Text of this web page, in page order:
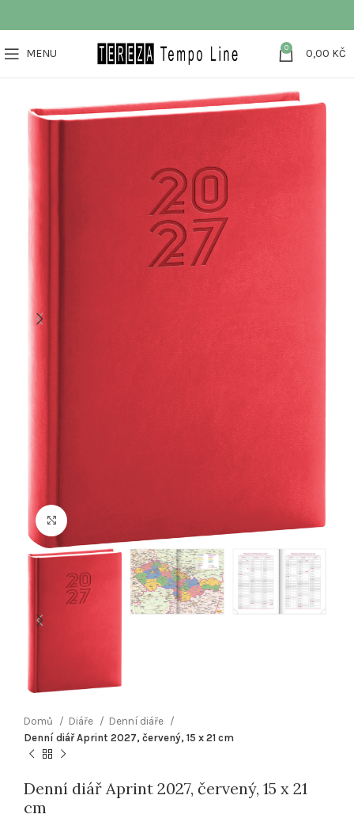
MENU 0 0,00 KČ
Domů Diáře
Denní diáře
Denní diář Aprint 2027, červený, 15 x 21 cm
Denní diář Aprint 2027, červený, 15 x 21
cm